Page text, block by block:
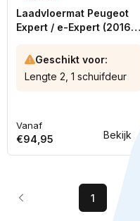
Bekijk
Laadvloermat Peugeot
Expert / e-Expert (2016-
Geschikt voor:
Lengte 2, 1 schuifdeur
Normale
prijs
Vanaf
€94,95
1